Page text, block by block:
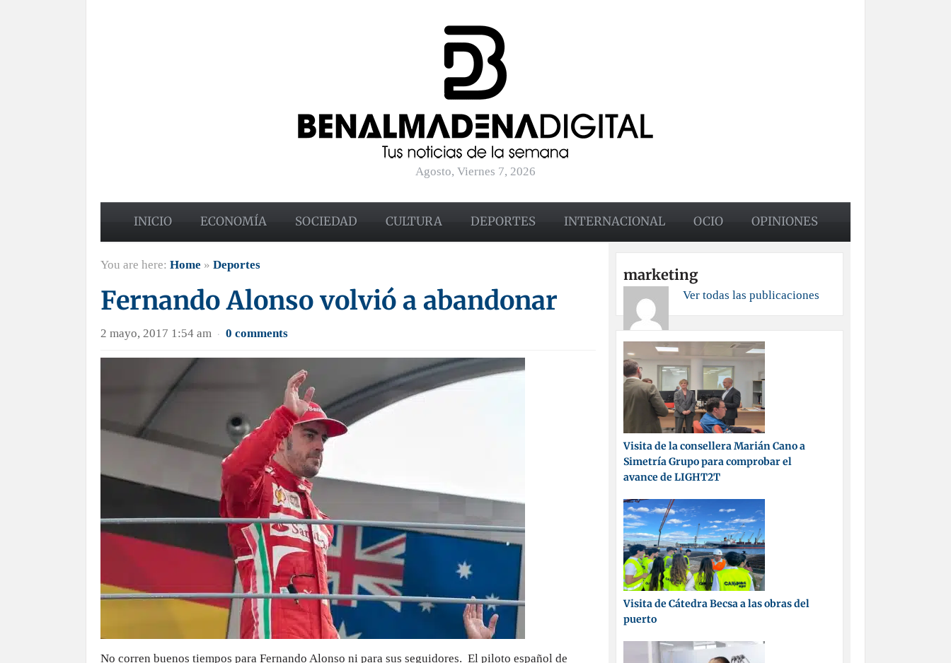
Agosto, Viernes 7, 2026
INICIO ECONOMÍA SOCIEDAD CULTURA DEPORTES INTERNACIONAL OCIO OPINIONES
You are here: Home » Deportes
Fernando Alonso volvió a abandonar
2 mayo, 2017 1:54 am · 0 comments
No corren buenos tiempos para Fernando Alonso ni para sus seguidores. El piloto español de
marketing
Ver todas las publicaciones
Visita de la consellera Marián Cano a
Simetría Grupo para comprobar el
avance de LIGHT2T
Visita de Cátedra Becsa a las obras del
puerto